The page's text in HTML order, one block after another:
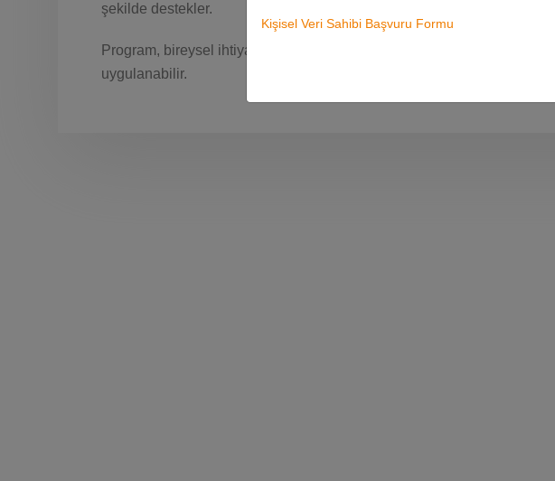
şekilde destekler.
Program, bireysel ihtiyaçlara göre planlanarak her yaş grubundaki
uygulanabilir.
Kişisel Veri Sahibi Başvuru Formu